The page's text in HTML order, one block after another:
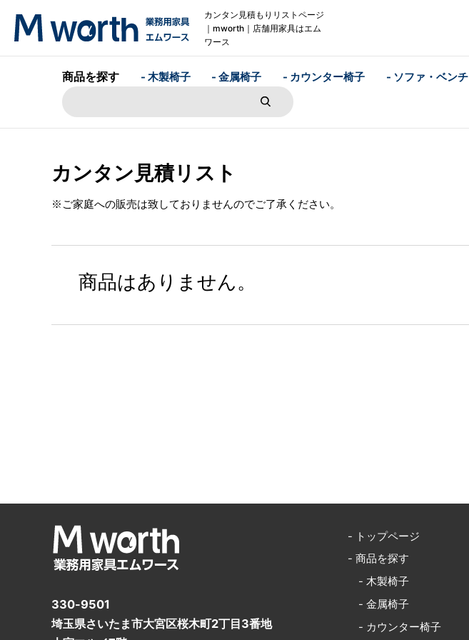
カンタン見積もりリストページ
｜mworth｜店舗用家具はエム
ワース
商品を探す - 木製椅子 - 金属椅子 - カウンター椅子 - ソファ・ベンチ
カンタン見積リスト
※ご家庭への販売は致しておりませんのでご了承ください。
商品はありません。
330-9501
埼玉県さいたま市大宮区桜木町2丁目3番地
- トップページ
- 商品を探す
- 木製椅子
- 金属椅子
- カウンター椅子